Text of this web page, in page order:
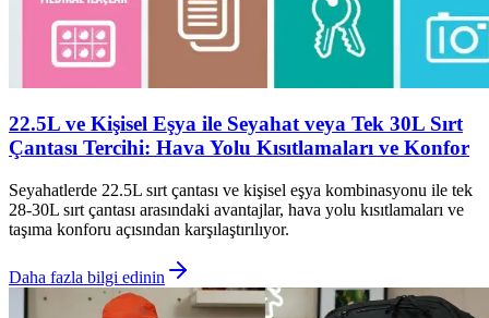
22.5L ve Kişisel Eşya ile Seyahat veya Tek 30L Sırt
Çantası Tercihi: Hava Yolu Kısıtlamaları ve Konfor
Seyahatlerde 22.5L sırt çantası ve kişisel eşya kombinasyonu ile tek
28-30L sırt çantası arasındaki avantajlar, hava yolu kısıtlamaları ve
taşıma konforu açısından karşılaştırılıyor.
Daha fazla bilgi edinin